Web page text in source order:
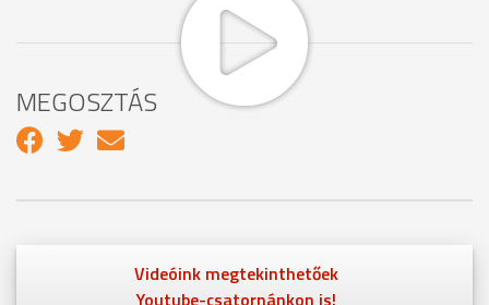
MEGOSZTÁS
Videóink megtekinthetőek
Youtube-csatornánkon is!